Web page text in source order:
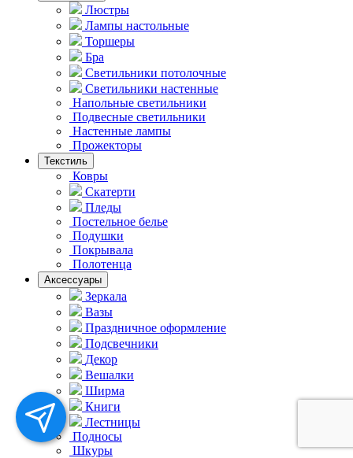
Люстры
Лампы настольные
Торшеры
Бра
Светильники потолочные
Светильники настенные
Напольные светильники
Подвесные светильники
Hастенные лампы
Прожекторы
Текстиль
Ковры
Скатерти
Пледы
Постельное белье
Подушки
Покрывала
Полотенца
Аксессуары
Зеркала
Вазы
Праздничное оформление
Подсвечники
Декор
Вешалки
Ширма
Книги
Лестницы
Подносы
Шкуры